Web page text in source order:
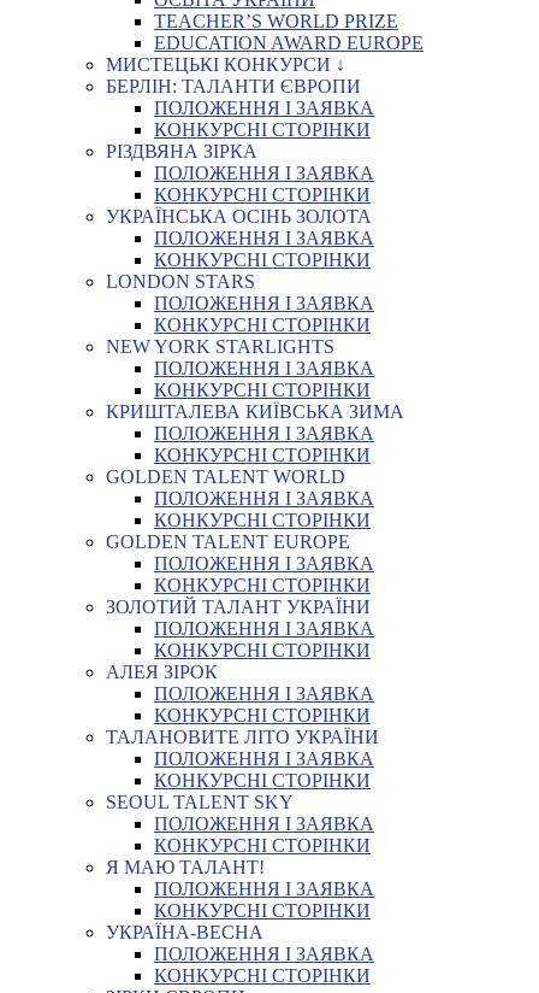
TEACHER’S WORLD PRIZE
EDUCATION AWARD EUROPE
МИСТЕЦЬКІ КОНКУРСИ ↓
БЕРЛІН: ТАЛАНТИ ЄВРОПИ
ПОЛОЖЕННЯ І ЗАЯВКА
КОНКУРСНІ СТОРІНКИ
РІЗДВЯНА ЗІРКА
ПОЛОЖЕННЯ І ЗАЯВКА
КОНКУРСНІ СТОРІНКИ
УКРАЇНСЬКА ОСІНЬ ЗОЛОТА
ПОЛОЖЕННЯ І ЗАЯВКА
КОНКУРСНІ СТОРІНКИ
LONDON STARS
ПОЛОЖЕННЯ І ЗАЯВКА
КОНКУРСНІ СТОРІНКИ
NEW YORK STARLIGHTS
ПОЛОЖЕННЯ І ЗАЯВКА
КОНКУРСНІ СТОРІНКИ
КРИШТАЛЕВА КИЇВСЬКА ЗИМА
ПОЛОЖЕННЯ І ЗАЯВКА
КОНКУРСНІ СТОРІНКИ
GOLDEN TALENT WORLD
ПОЛОЖЕННЯ І ЗАЯВКА
КОНКУРСНІ СТОРІНКИ
GOLDEN TALENT EUROPE
ПОЛОЖЕННЯ І ЗАЯВКА
КОНКУРСНІ СТОРІНКИ
ЗОЛОТИЙ ТАЛАНТ УКРАЇНИ
ПОЛОЖЕННЯ І ЗАЯВКА
КОНКУРСНІ СТОРІНКИ
АЛЕЯ ЗІРОК
ПОЛОЖЕННЯ І ЗАЯВКА
КОНКУРСНІ СТОРІНКИ
ТАЛАНОВИТЕ ЛІТО УКРАЇНИ
ПОЛОЖЕННЯ І ЗАЯВКА
КОНКУРСНІ СТОРІНКИ
SEOUL TALENT SKY
ПОЛОЖЕННЯ І ЗАЯВКА
КОНКУРСНІ СТОРІНКИ
Я МАЮ ТАЛАНТ!
ПОЛОЖЕННЯ І ЗАЯВКА
КОНКУРСНІ СТОРІНКИ
УКРАЇНА-ВЕСНА
ПОЛОЖЕННЯ І ЗАЯВКА
КОНКУРСНІ СТОРІНКИ